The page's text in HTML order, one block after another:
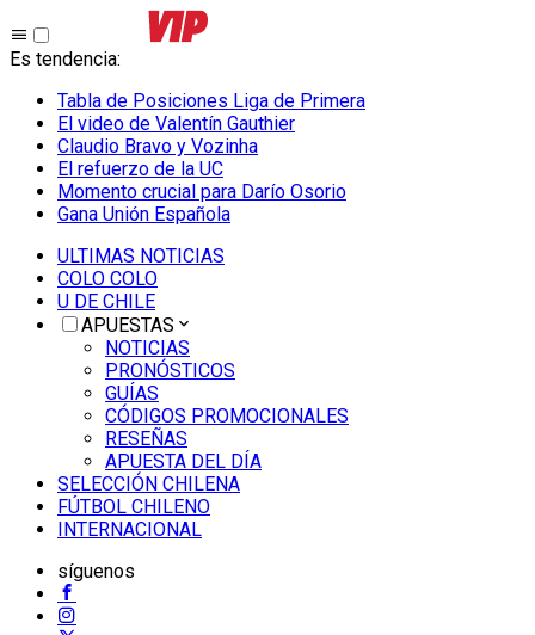
Es tendencia:
Tabla de Posiciones Liga de Primera
El video de Valentín Gauthier
Claudio Bravo y Vozinha
El refuerzo de la UC
Momento crucial para Darío Osorio
Gana Unión Española
ULTIMAS NOTICIAS
COLO COLO
U DE CHILE
APUESTAS
NOTICIAS
PRONÓSTICOS
GUÍAS
CÓDIGOS PROMOCIONALES
RESEÑAS
APUESTA DEL DÍA
SELECCIÓN CHILENA
FÚTBOL CHILENO
INTERNACIONAL
síguenos